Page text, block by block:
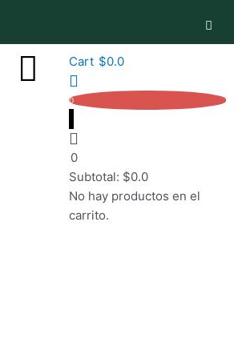
Cart $0.0
0
0
Subtotal: $0.0
No hay productos en el
carrito.